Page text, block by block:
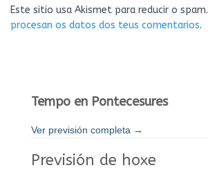
Este sitio usa Akismet para reducir o spam.
procesan os datos dos teus comentarios.
Tempo en Pontecesures
Ver previsión completa →
Previsión de hoxe